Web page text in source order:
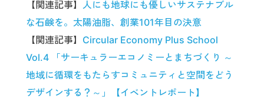
【関連記事】 人にも地球にも優しいサステナブル
な石鹸を。太陽油脂、創業101年目の決意
【関連記事】 Circular Economy Plus School
Vol.4 「サーキュラーエコノミーとまちづくり ～
地域に循環をもたらすコミュニティと空間をどう
デザインする？～」【イベントレポート】